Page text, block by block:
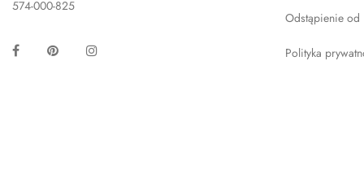
574-000-825
Facebook Pinterest
Odstąpienie od
Polityka